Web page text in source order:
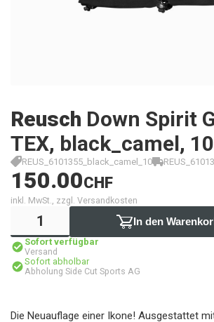
Reusch Down Spirit
TEX, black_camel, 10
REUS_6101355_black_camel_10
150.00CHF
inkl. MwSt., zzgl. Versandkosten
In den
Sofort verfügbar
Versand
Sofort abholbar
Abholung Side Cut Sports AG
Die Neuauflage einer Ikone! Ausgestattet